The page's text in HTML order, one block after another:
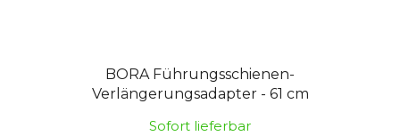
BORA Führungsschienen-
Verlängerungsadapter - 61 cm
Sofort lieferbar